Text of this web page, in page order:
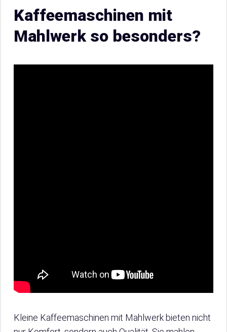
Kaffeemaschinen mit
Mahlwerk so besonders?
Kleine Kaffeemaschinen mit Mahlwerk bieten nicht